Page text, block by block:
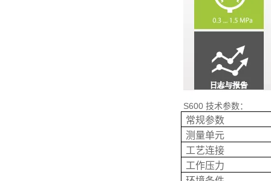
S600 技术参数：
常规参数
测量单元
工艺连接
工作压力